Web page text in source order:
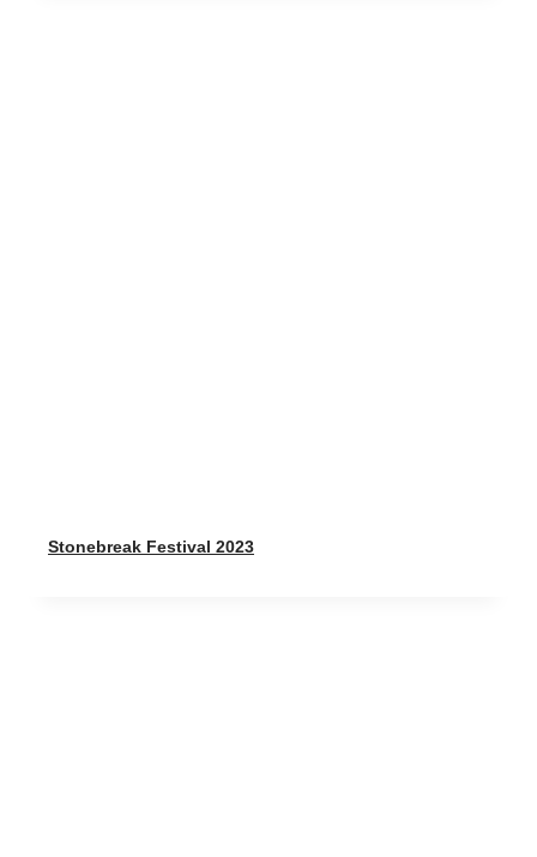
Stonebreak Festival 2023